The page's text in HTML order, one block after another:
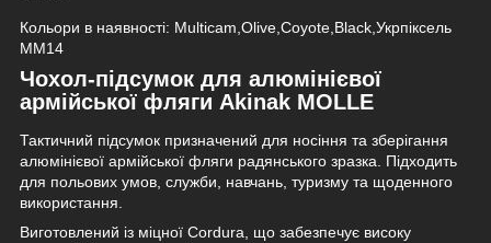
Кольори в наявності: Multicam,Olive,Coyote,Black,Укрпіксель
ММ14
Чохол-підсумок для алюмінієвої
армійської фляги Akinak MOLLE
Тактичний підсумок призначений для носіння та зберігання
алюмінієвої армійської фляги радянського зразка. Підходить
для польових умов, служби, навчань, туризму та щоденного
використання.
Виготовлений із міцної Cordura, що забезпечує високу